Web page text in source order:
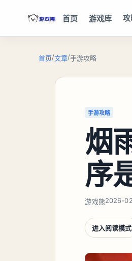
首页 游戏库
首页/文章/手游攻略
手游攻略
烟
序
游戏熊2026-
进入阅读模式